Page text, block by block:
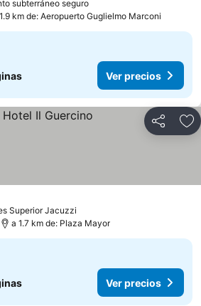
subterráneo seguroVer precios
km de: Aeropuerto Guglielmo Marconi
Ver precios
Compartir
Superior Jacuzzi
a 1.7 km de: Plaza Mayor
Ver precios